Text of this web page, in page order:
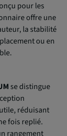
pour les
offre une
la stabilité
ou en
se distingue
réduisant
fois replié.
rangement